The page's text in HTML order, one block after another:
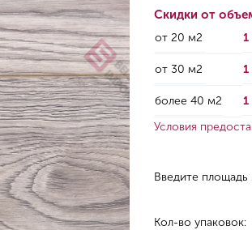
Скидки от
от 20 м2
от 30 м2
более 40 м2
Условия
Введите площадь
Кол-во упаковок: